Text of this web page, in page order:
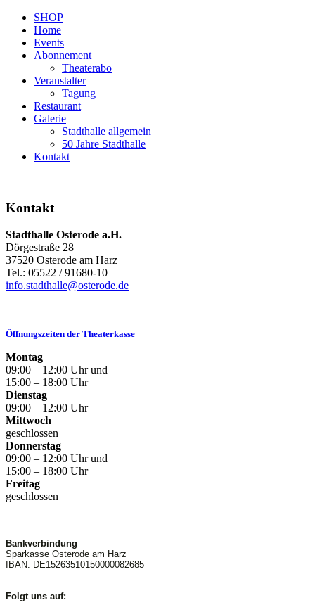
SHOP
Home
Events
Abonnement
Theaterabo
Veranstalter
Tagung
Restaurant
Galerie
Stadthalle allgemein
50 Jahre Stadthalle
Kontakt
Kontakt
Stadthalle Osterode a.H.
Dörgestraße 28
37520 Osterode am Harz
Tel.: 05522 / 91680-10
info.stadthalle@osterode.de
Öffnungszeiten der Theaterkasse
Montag
09:00 – 12:00 Uhr und
15:00 – 18:00 Uhr
Dienstag
09:00 – 12:00 Uhr
Mittwoch
geschlossen
Donnerstag
09:00 – 12:00 Uhr und
15:00 – 18:00 Uhr
Freitag
geschlossen
Bankverbindung
Sparkasse Osterode am Harz
IBAN: DE15263510150000082685
Folgt uns auf: